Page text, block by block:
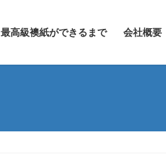
最高級襖紙ができるまで 会社概要